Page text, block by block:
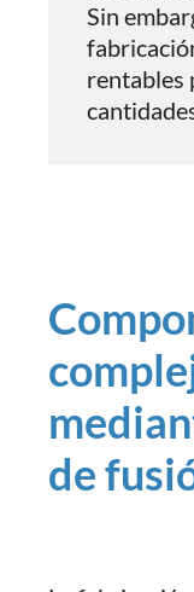
Sin
rentables
de